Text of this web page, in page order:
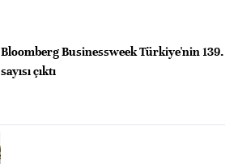
Bloomberg Businessweek Türkiye'nin 139.
sayısı çıktı